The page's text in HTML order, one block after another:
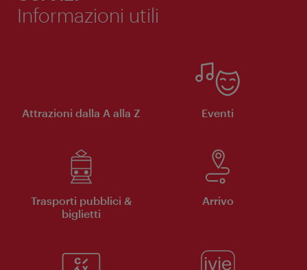
Informazioni utili
Attrazioni dalla A alla Z Eventi
Trasporti pubblici &
biglietti
Arrivo